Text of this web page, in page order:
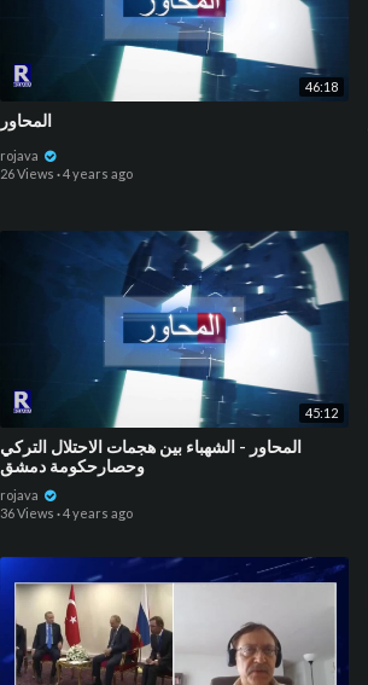
46:18
المحاور
rojava
26 Views ·4 years ago
45:12
⁣المحاور - الشهباء بين هجمات الاحتلال التركي
وحصارحكومة دمشق
rojava
36 Views ·4 years ago